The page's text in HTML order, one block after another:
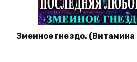
Змеиное гнездо.